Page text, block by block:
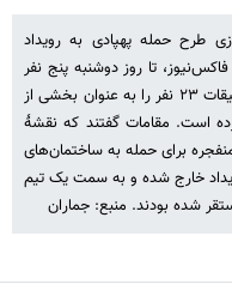
طرح حمله پهپادی به رویداد
تا روز دوشنبه پنج نفر
در رابطه با این پرونده بازداشت شده‌اند و تحقیقات ۲۳ نفر را به عنوان بخشی از
است. مقامات گفتند که نقشهٔ
برای حمله به ساختمان‌های
خارج شده و به سمت یک تیم
شده بودند. منبع: جماران